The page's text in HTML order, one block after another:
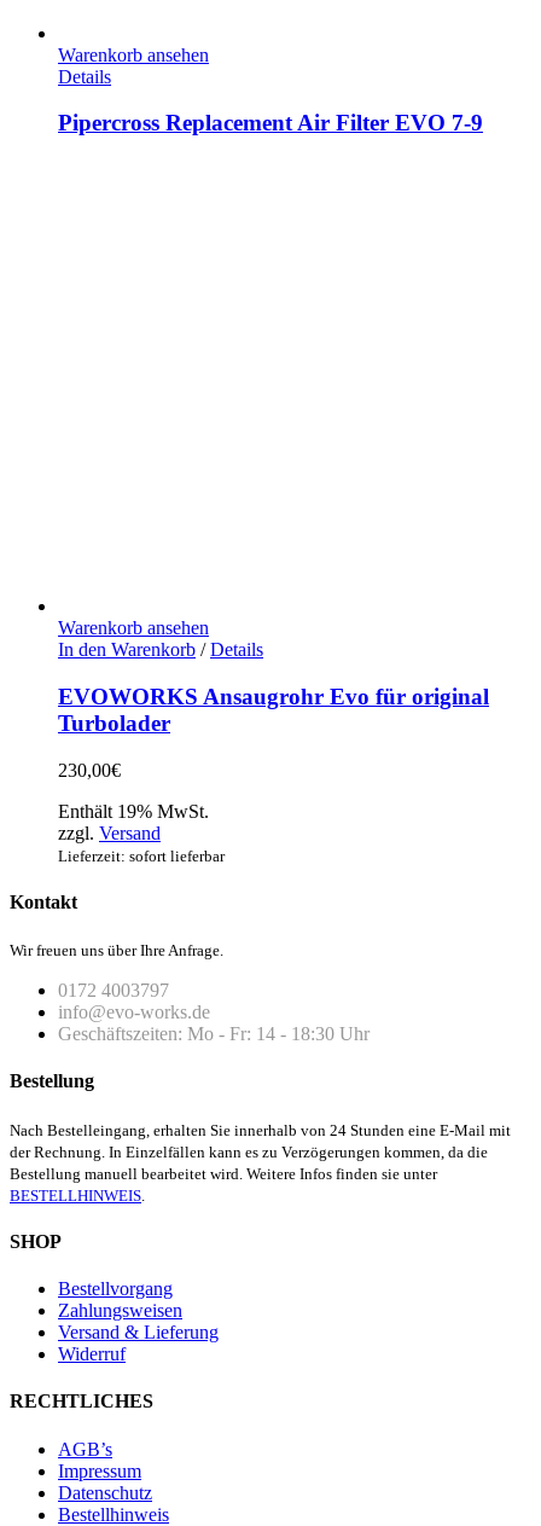
Warenkorb ansehen
Details
Pipercross Replacement Air Filter EVO 7-9
Warenkorb ansehen
In den Warenkorb / Details
EVOWORKS Ansaugrohr Evo für original
Turbolader
230,00€
Enthält 19% MwSt.
zzgl. Versand
Lieferzeit: sofort lieferbar
Kontakt
Wir freuen uns über Ihre Anfrage.
0172 4003797
info@evo-works.de
Geschäftszeiten: Mo - Fr: 14 - 18:30 Uhr
Bestellung
Nach Bestelleingang, erhalten Sie innerhalb von 24 Stunden eine E-Mail mit
der Rechnung. In Einzelfällen kann es zu Verzögerungen kommen, da die
Bestellung manuell bearbeitet wird. Weitere Infos finden sie unter
BESTELLHINWEIS
SHOP
Bestellvorgang
Zahlungsweisen
Versand & Lieferung
Widerruf
RECHTLICHES
AGB’s
Impressum
Datenschutz
Bestellhinweis